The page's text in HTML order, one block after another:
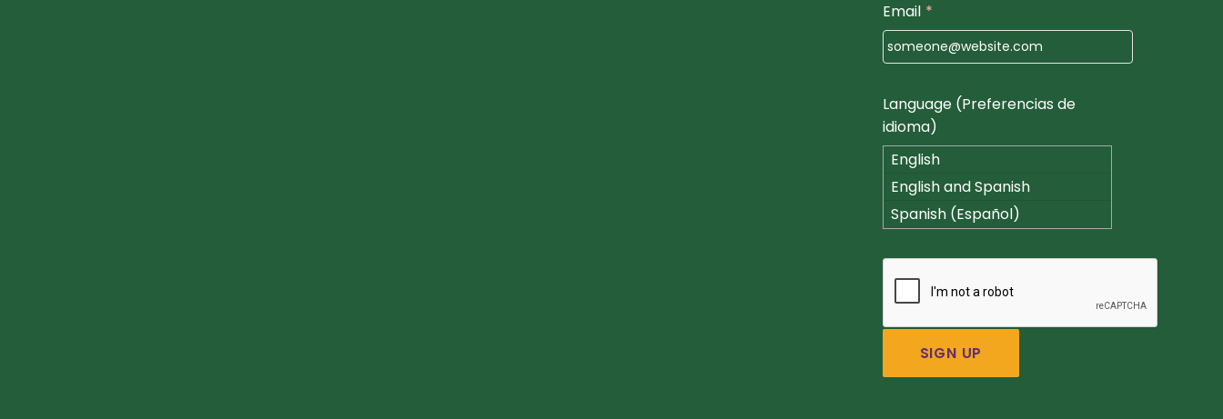
Email *
Language (Preferencias de
idioma)
English
English and Spanish
(Español)
Spanish (Español)